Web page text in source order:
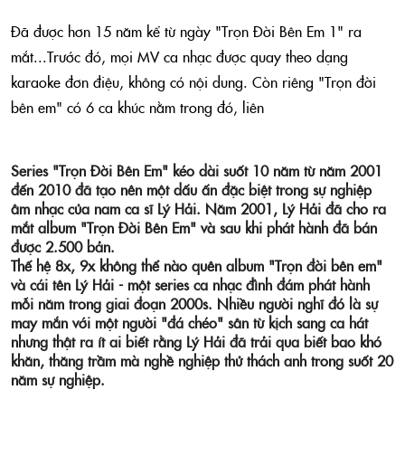
Đã được hơn 15 năm kể từ ngày "Trọn Đời Bên Em 1" ra
mắt...Trước đó, mọi MV ca nhạc được quay theo dạng
karaoke đơn điệu, không có nội dung. Còn riêng "Trọn đời
bên em" có 6 ca khúc nằm trong đó, liên
Series "Trọn Đời Bên Em" kéo dài suốt 10 năm từ năm 2001
đến 2010 đã tạo nên một dấu ấn đặc biệt trong sự nghiệp
âm nhạc của nam ca sĩ Lý Hải. Năm 2001, Lý Hải đã cho ra
mắt album "Trọn Đời Bên Em"và sau khi phát hành đã bán
được 2.500 bản.
Thế hệ 8x, 9x không thể nào quên album "Trọn đời bên em"
và cái tên Lý Hải - một series ca nhạc đình đám phát hành
mỗi năm trong giai đoạn 2000s. Nhiều người nghĩ đó là sự
may mắn với một người "đá chéo" sân từ kịch sang ca hát
nhưng thật ra ít ai biết rằng Lý Hải đã trải qua biết bao khó
khăn, thăng trầm mà nghề nghiệp thử thách anh trong suốt 20
năm sự nghiệp.